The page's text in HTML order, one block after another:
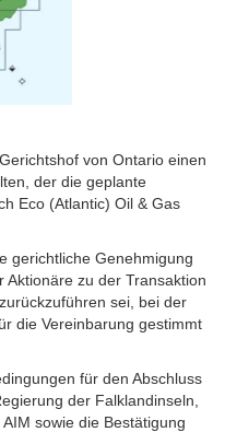
von Ontario einen
der die geplante
Eco (Atlantic) Oil & Gas
gerichtliche Genehmigung
zu der Transaktion
sei, bei der
die Vereinbarung gestimmt
für den Abschluss
der Falklandinseln,
sowie die Bestätigung